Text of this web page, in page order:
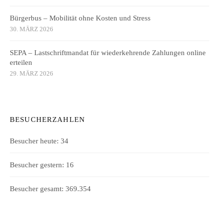
Bürgerbus – Mobilität ohne Kosten und Stress
30. MÄRZ 2026
SEPA – Lastschriftmandat für wiederkehrende Zahlungen online
erteilen
29. MÄRZ 2026
BESUCHERZAHLEN
Besucher heute: 34
Besucher gestern: 16
Besucher gesamt: 369.354